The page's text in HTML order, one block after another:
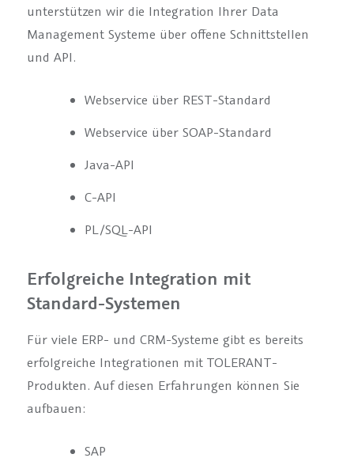
unterstützen wir die Integration Ihrer Data
Management Systeme über offene Schnittstellen
und API.
Webservice über REST-Standard
Webservice über SOAP-Standard
Java-API
C-API
PL/SQL-API
Erfolgreiche Integration mit
Standard-Systemen
Für viele ERP- und CRM-Systeme gibt es bereits
erfolgreiche Integrationen mit TOLERANT-
Produkten. Auf diesen Erfahrungen können Sie
aufbauen:
SAP